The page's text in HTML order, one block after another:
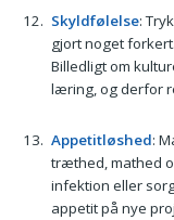
Skyldfølelse:
gjort noget
Billedligt om
læring, og derfor
Appetitløshed:
træthed, mathed
infektion eller
appetit på nye